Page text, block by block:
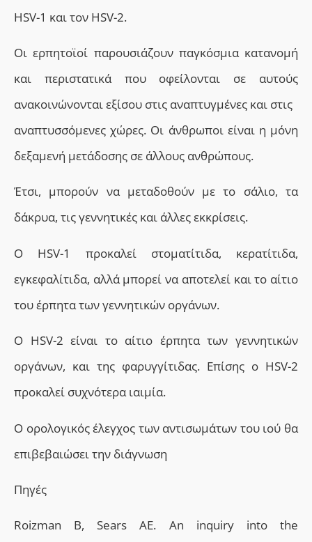
HSV-1 και τον HSV-2.
Οι ερπητοϊοί παρουσιάζουν παγκόσµια κατανοµή
και περιστατικά που οφείλονται σε αυτούς
ανακοινώνονται εξίσου στις αναπτυγµένες και στις
αναπτυσσόµενες χώρες. Οι άνθρωποι είναι η µόνη
δεξαµενή µετάδοσης σε άλλους ανθρώπους.
Έτσι, μπορούν να μεταδοθούν με το σάλιο, τα
δάκρυα, τις γεννητικές και άλλες εκκρίσεις.
Ο HSV-1 προκαλεί στοματίτιδα, κερατίτιδα,
εγκεφαλίτιδα, αλλά μπορεί να αποτελεί και το αίτιο
του έρπητα των γεννητικών οργάνων.
Ο HSV-2 είναι το αίτιο έρπητα των γεννητικών
οργάνων, και της φαρυγγίτιδας. Επίσης ο HSV-2
προκαλεί συχνότερα ιαιμία.
Ο ορολογικός έλεγχος των αντισωμάτων του ιού θα
επιβεβαιώσει την διάγνωση
Πηγές
Roizman B, Sears AE. An inquiry into the